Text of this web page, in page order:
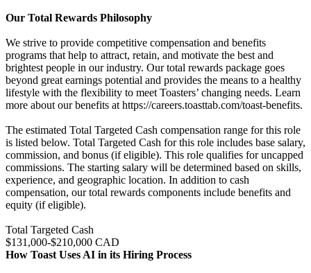
Our Total Rewards Philosophy
We strive to provide competitive compensation and benefits
programs that help to attract, retain, and motivate the best and
brightest people in our industry. Our total rewards package goes
beyond great earnings potential and provides the means to a healthy
lifestyle with the flexibility to meet Toasters’ changing needs. Learn
more about our benefits at https://careers.toasttab.com/toast-benefits.
The estimated Total Targeted Cash compensation range for this role
is listed below. Total Targeted Cash for this role includes base salary,
commission, and bonus (if eligible). This role qualifies for uncapped
commissions. The starting salary will be determined based on skills,
experience, and geographic location. In addition to cash
compensation, our total rewards components include benefits and
equity (if eligible).
Total Targeted Cash
$131,000-$210,000 CAD
How Toast Uses AI in its Hiring Process